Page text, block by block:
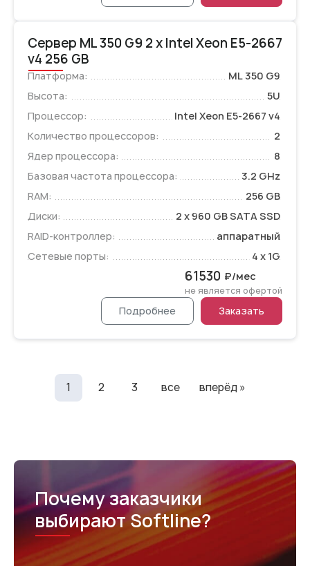
Сервер ML 350 G9 2 x Intel Xeon E5-2667
v4 256 GB
Платформа:
ML 350 G9
Высота:
5U
Процессор:
Intel Xeon E5-2667 v4
Количество процессоров:
2
Ядер процессора:
8
Базовая частота процессора:
3.2 GHz
RAM:
256 GB
Диски:
2 x 960 GB SATA SSD
RAID-контроллер:
аппаратный
Сетевые порты:
4 x 1G
61530 ₽/мес
не является офертой
Подробнее Заказать
1 2 3 все вперёд »
Почему заказчики
выбирают Softline?